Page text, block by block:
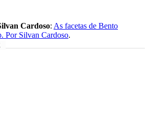
Cardoso: As facetas de Bento
Por Silvan Cardoso.